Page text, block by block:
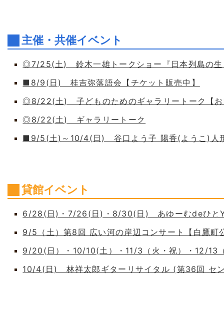
主催・共催イベント
◎7/25(土) 鈴木一雄トークショー『日本列島の生
■8/9(日) 桂吉弥落語会【チケット販売中】
◎8/22(土) 子どものためのギャラリートーク【お
◎8/22(土) ギャラリートーク
■9/5(土)～10/4(日) 谷口よう子 陽香(ようこ)人
貸館イベント
6/28(日)・7/26(日)・8/30(日) あゆーむdeひと
9/5（土）第8回 広い河の岸辺コンサート【白鷹町
9/20(日）・10/10(土）・11/3（火・祝）・12/
10/4(日) 林祥太郎ギターリサイタル (第36回 セ